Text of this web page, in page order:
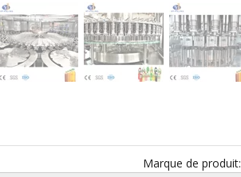
Marque de produit: